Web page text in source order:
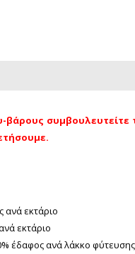
βάρους
ανά εκτάριο
εκτάριο
έδαφος ανά λάκκο φύτευσης